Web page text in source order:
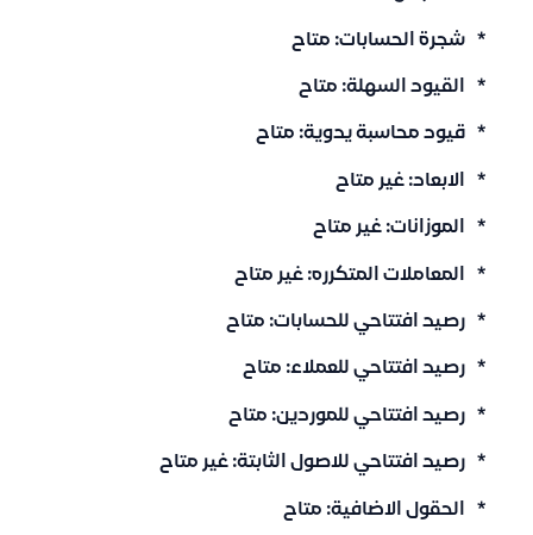
* شجرة الحسابات: متاح
* القيود السهلة: متاح
* قيود محاسبة يدوية: متاح
* الابعاد: غير متاح
* الموزانات: غير متاح
* المعاملات المتكرره: غير متاح
* رصيد افتتاحي للحسابات: متاح
* رصيد افتتاحي للعملاء: متاح
* رصيد افتتاحي للموردين: متاح
* رصيد افتتاحي للاصول الثابتة: غير متاح
* الحقول الاضافية: متاح